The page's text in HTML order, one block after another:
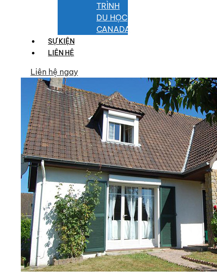
TRÌNH
DU HỌC
CANADA
SỰ KIỆN
LIÊN HỆ
Liên hệ ngay